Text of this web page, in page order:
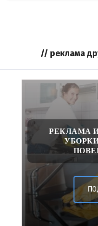
// реклама
РЕКЛАМА